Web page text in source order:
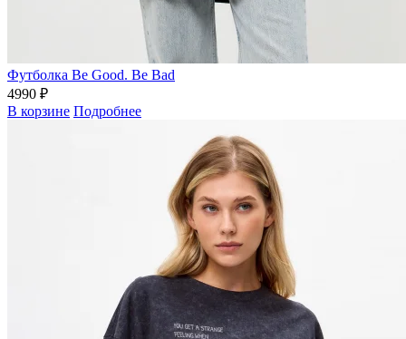
Футболка Be Good. Be Bad
4990 ₽
В корзине Подробнее